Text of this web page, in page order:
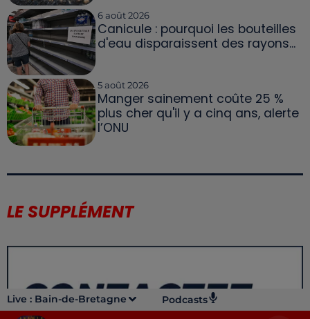
Live : Bain-de-Bretagne Podcasts
6 août 2026
Canicule : pourquoi les bouteilles
d'eau disparaissent des rayons...
5 août 2026
Manger sainement coûte 25 %
plus cher qu'il y a cinq ans, alerte
l’ONU
LE SUPPLÉMENT